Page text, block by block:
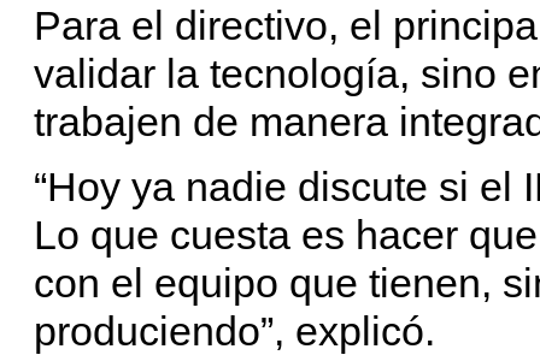
Para el directivo, el
validar la tecnología, sino
trabajen de manera
“Hoy ya nadie discute si el
Lo que cuesta es hacer
con el equipo que tienen,
produciendo”, explicó.